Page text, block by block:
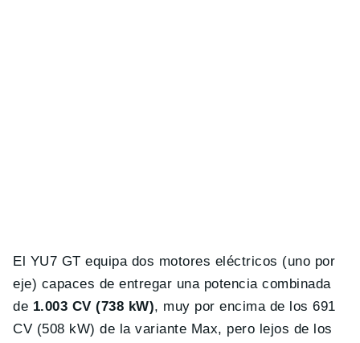
El YU7 GT equipa dos motores eléctricos (uno por
eje) capaces de entregar una potencia combinada
de 1.003 CV (738 kW), muy por encima de los 691
CV (508 kW) de la variante Max, pero lejos de los